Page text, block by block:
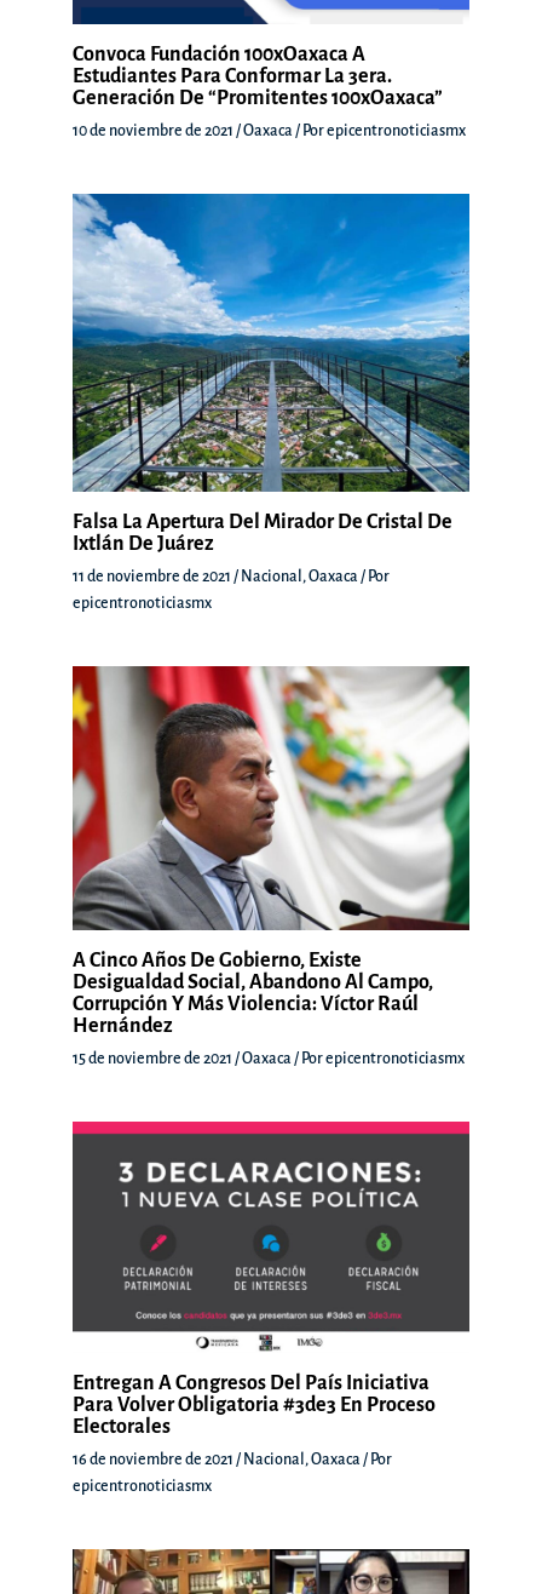
Convoca Fundación 100xOaxaca A
Estudiantes Para Conformar La 3era.
Generación De “Promitentes 100xOaxaca”
10 de noviembre de 2021 /Oaxaca / Porepicentronoticiasmx
Falsa La Apertura Del Mirador De Cristal De
Ixtlán De Juárez
11 de noviembre de 2021 / Nacional , Oaxaca / Por
epicentronoticiasmx
A Cinco Años De Gobierno, Existe
Desigualdad Social, Abandono Al Campo,
Corrupción Y Más Violencia: Víctor Raúl
Hernández
15 de noviembre de 2021 /Oaxaca / Porepicentronoticiasmx
Entregan A Congresos Del País Iniciativa
Para Volver Obligatoria #3de3 En Proceso
Electorales
16 de noviembre de 2021 / Nacional ,Oaxaca / Por
epicentronoticiasmx